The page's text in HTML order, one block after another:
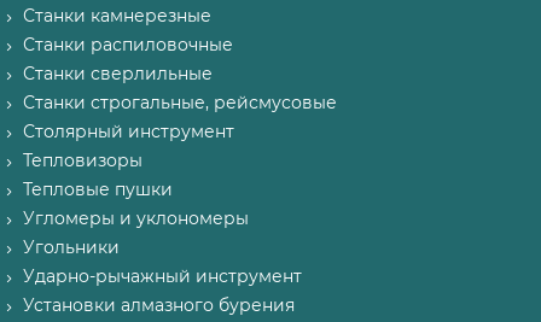
Станки камнерезные
Станки распиловочные
Станки сверлильные
Станки строгальные, рейсмусовые
Столярный инструмент
Тепловизоры
Тепловые пушки
Угломеры и уклономеры
Угольники
Ударно-рычажный инструмент
Установки алмазного бурения